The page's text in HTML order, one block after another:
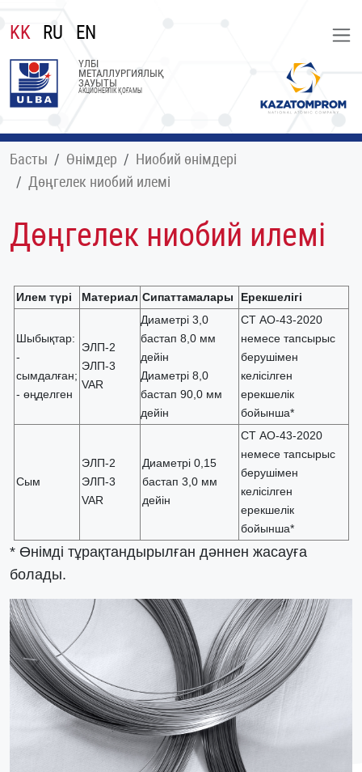
KK RU EN
ҮЛБІ
МЕТАЛЛУРГИЯЛЫҚ
ЗАУЫТЫ
АКЦИОНЕРЛІК ҚОҒАМЫ
Басты Өнімдер
Ниобий өнімдері
Дөңгелек ниобий илемі
Дөңгелек ниобий илемі
Илем түрі Материал Сипаттамалары Ерекшелігі
Шыбықтар:
-
сымдалған;
- өңделген
ЭЛП-2
ЭЛП-3
VAR
Диаметрі 3,0
бастап 8,0 мм
дейін
Диаметрі 8,0
бастап 90,0 мм
дейін
СТ АО-43-2020
немесе тапсырыс
берушімен
келісілген
ерекшелік
бойынша*
Сым
ЭЛП-2
ЭЛП-3
VAR
Диаметрі 0,15
бастап 3,0 мм
дейін
СТ АО-43-2020
немесе тапсырыс
берушімен
келісілген
ерекшелік
бойынша*
* Өнімді тұрақтандырылған дәннен жасауға
болады.